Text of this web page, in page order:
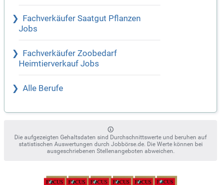
Fachverkäufer Saatgut Pflanzen
Jobs
Fachverkäufer Zoobedarf
Heimtierverkauf Jobs
Alle Berufe
Die aufgezeigten Gehaltsdaten sind Durchschnittswerte und beruhen auf
statistischen Auswertungen durch Jobbörse.de. Die Werte können bei
ausgeschriebenen Stellenangeboten abweichen.